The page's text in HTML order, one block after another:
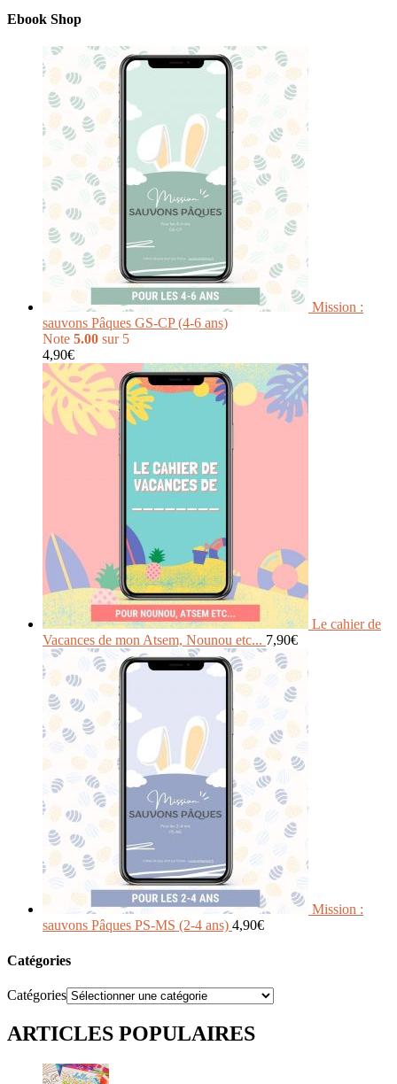
Ebook Shop
Mission :
sauvons Pâques GS-CP (4-6 ans)
Note 5.00 sur 5
4,90€
Le cahier de
Vacances de mon Atsem, Nounou etc... 7,90€
Mission :
sauvons Pâques PS-MS (2-4 ans) 4,90€
Catégories
Catégories
ARTICLES POPULAIRES